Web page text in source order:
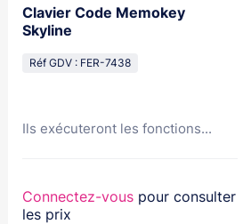
Clavier Code Memokey
Skyline
Réf GDV : FER-7438
Ils exécuteront les fonctions...
Connectez-vous pour consulter
les prix